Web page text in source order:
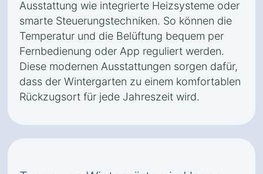
Ausstattung wie integrierte Heizsysteme oder
smarte Steuerungstechniken. So können die
Temperatur und die Belüftung bequem per
Fernbedienung oder App reguliert werden.
Diese modernen Ausstattungen sorgen dafür,
dass der Wintergarten zu einem komfortablen
Rückzugsort für jede Jahreszeit wird.